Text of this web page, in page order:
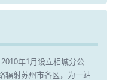
年1月设立相城分公
辐射苏州市各区，为一站